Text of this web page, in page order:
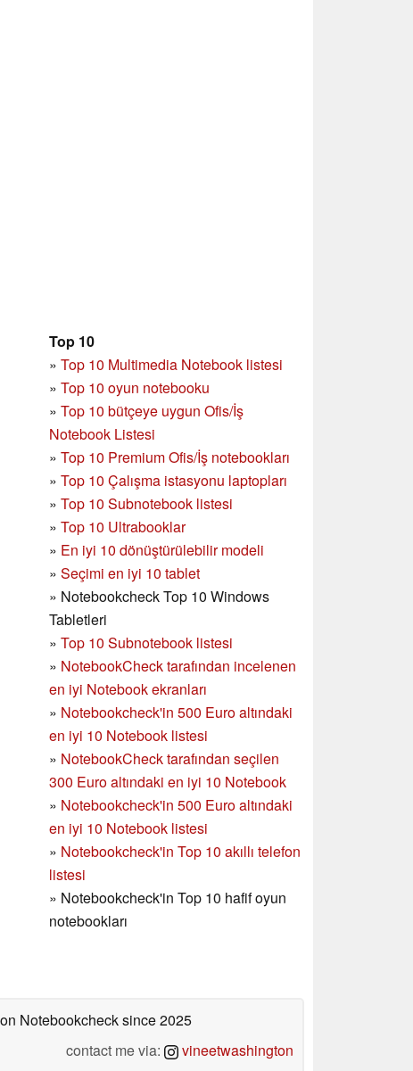
Top 10
» Top 10 Multimedia Notebook listesi
» Top 10 oyun notebooku
» Top 10 bütçeye uygun Ofis/İş
Notebook Listesi
» Top 10 Premium Ofis/İş notebookları
» Top 10 Çalışma istasyonu laptopları
» Top 10 Subnotebook listesi
» Top 10 Ultrabooklar
» En iyi 10 dönüştürülebilir modeli
» Seçimi en iyi 10 tablet
» Notebookcheck Top 10 Windows
Tabletleri
» Top 10 Subnotebook listesi
» NotebookCheck tarafından incelenen
en iyi Notebook ekranları
» Notebookcheck'in 500 Euro altındaki
en iyi 10 Notebook listesi
» NotebookCheck tarafından seçilen
300 Euro altındaki en iyi 10 Notebook
» Notebookcheck'in 500 Euro altındaki
en iyi 10 Notebook listesi
» Notebookcheck'in Top 10 akıllı telefon
listesi
» Notebookcheck'in Top 10 hafif oyun
notebookları
Notebookchecksince 2025
contact me via:
vineetwashington